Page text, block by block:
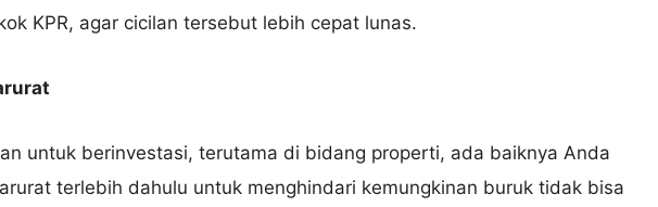
KPR, agar cicilan tersebut lebih cepat lunas.
untuk berinvestasi, terutama di bidang properti, ada baiknya Anda
terlebih dahulu untuk menghindari kemungkinan buruk tidak bisa